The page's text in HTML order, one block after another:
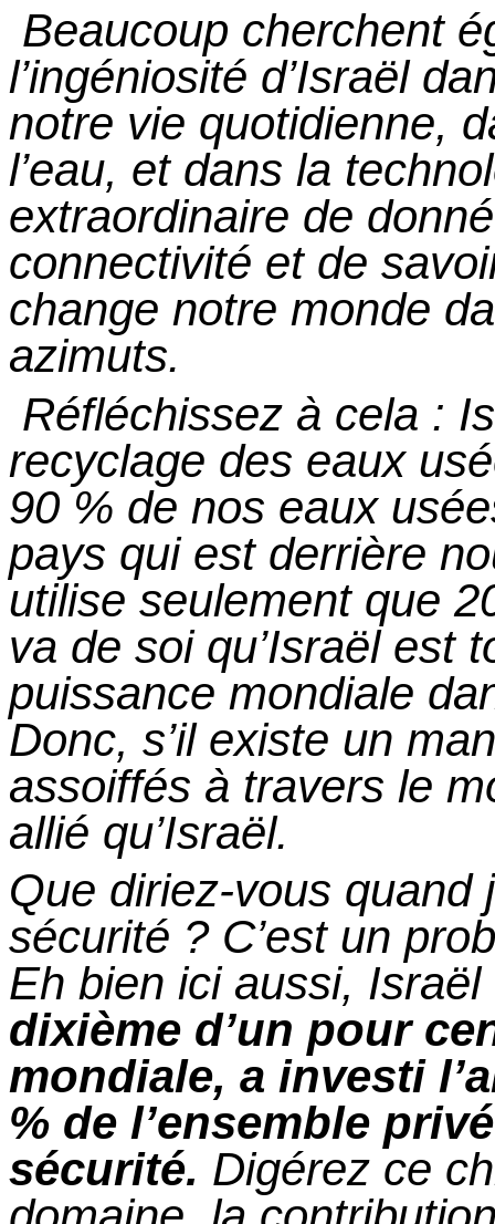
Beaucoup cherchent
l’ingéniosité d’Israël
notre vie quotidienne,
l’eau, et dans la
extraordinaire de
connectivité etde
change notre monde
azimuts.
Réfléchissez à cela :
recyclage des eaux
90 % de nos eaux
pays qui est derrière
utilise seulement que
va de soi qu’Israël est
puissance mondiale
Donc, s’il existe un
assoiffés à travers le
allié qu’Israël.
Que diriez-vous quand
sécurité ?C’est un
Eh bien ici aussi,
dixième d’un pour
mondiale, a investi
% de l’ensemble
sécurité. Digérez ce